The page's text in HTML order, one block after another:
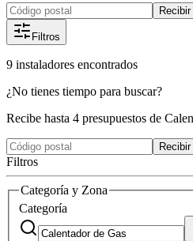
Filtros
9 instaladores encontrados
¿No tienes tiempo para buscar?
Recibe hasta 4 presupuestos de
Filtros
Categoría y Zona
Categoría